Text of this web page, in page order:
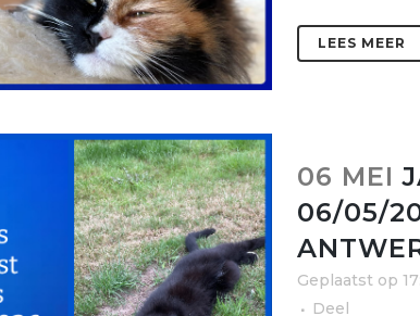
LEES MEER
06 MEI
06/05/
Geplaatst op
Deel